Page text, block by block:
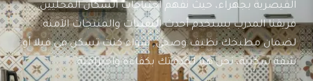
القيصرية بجهراء، حيث نفهم احتياجات السكان المحليين.
فريقنا المدرب يستخدم أحدث التقنيات والمنتجات الآمنة
لضمان مطبخك نظيف وصحي. سواء كنت تسكن في فيلا أو
شقة سكنية، نحن هنا لخدمتك بكفاءة واحترافية.